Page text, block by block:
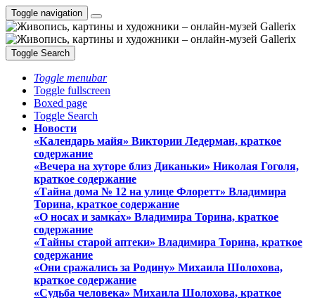
Toggle navigation
Toggle Search
Toggle menubar
Toggle fullscreen
Boxed page
Toggle Search
Новости
«Календарь майя» Виктории Ледерман, краткое
содержание
«Вечера на хуторе близ Диканьки» Николая Гоголя,
краткое содержание
«Тайна дома № 12 на улице Флоретт» Владимира
Торина, краткое содержание
«О носах и замка́х» Владимира Торина, краткое
содержание
«Тайны старой аптеки» Владимира Торина, краткое
содержание
«Они сражались за Родину» Михаила Шолохова,
краткое содержание
«Судьба человека» Михаила Шолохова, краткое